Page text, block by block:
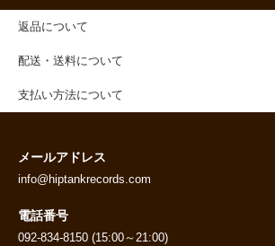
返品について
配送・送料について
支払い方法について
メールアドレス
info@hiptankrecords.com
電話番号
092-834-8150 (15:00～21:00)